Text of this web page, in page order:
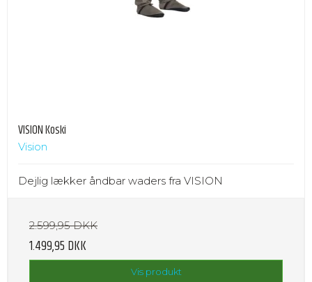
VISION Koski
Vision
Dejlig lækker åndbar waders fra VISION
2.599,95 DKK
1.499,95 DKK
Vis produkt